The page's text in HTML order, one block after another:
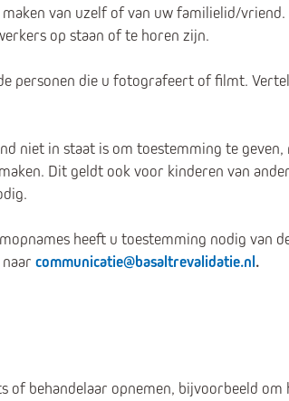
van uzelf of van uw familielid/
op staan of te horen zijn.
personen die u fotografeert of filmt.
niet in staat is om toestemming te
Dit geldt ook voor kinderen van
heeft u toestemming nodig van
communicatie@basaltrevalidatie.nl .
of behandelaar opnemen, bijvoorbeeld